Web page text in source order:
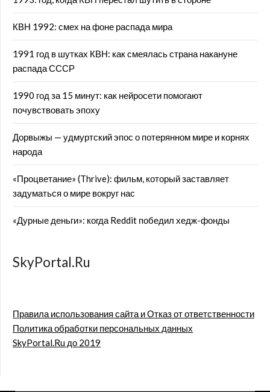
КВН 1992: смех на фоне распада мира
1991 год в шутках КВН: как смеялась страна накануне
распада СССР
1990 год за 15 минут: как нейросети помогают
почувствовать эпоху
Дорвыжы — удмуртский эпос о потерянном мире и корнях
народа
«Процветание» (Thrive): фильм, который заставляет
задуматься о мире вокруг нас
«Дурные деньги»: когда Reddit победил хедж-фонды
SkyPortal.Ru
Правила использования сайта и Отказ от ответственности
Политика обработки персональных данных
SkyPortal.Ru до 2019